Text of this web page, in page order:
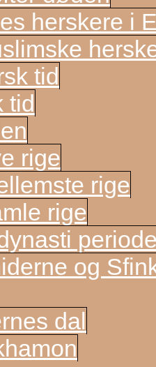
herskere i
tid
tid
rige
rige
rige
og
dal